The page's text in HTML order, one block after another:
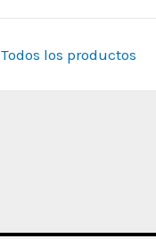
Todos los productos